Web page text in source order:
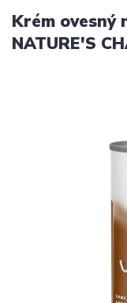
Krém ovesný
NATURE'S